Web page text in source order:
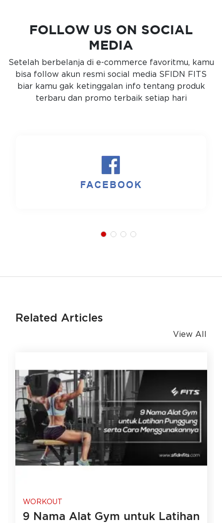
FOLLOW US ON SOCIAL
MEDIA
Setelah berbelanja di e-commerce favoritmu, kamu
bisa follow akun resmi social media SFIDN FITS
biar kamu gak ketinggalan info tentang produk
terbaru dan promo terbaik setiap hari
Related Articles
View All
WORKOUT
9 Nama Alat Gym untuk Latihan